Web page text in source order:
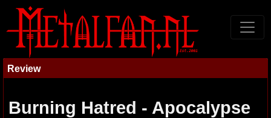
Review
Burning Hatred - Apocalypse